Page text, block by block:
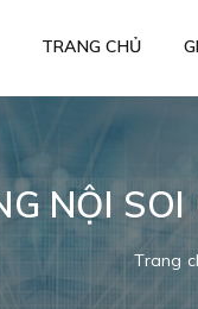
TRANG CHỦ
NỘI
Trang